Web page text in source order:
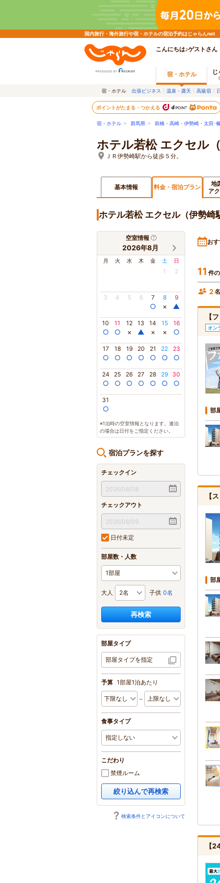
国内旅行・海外旅行や宿・ホテルの宿泊予約はじゃらんnet
こんにちは♪ゲストさん
宿・ホテル じ
宿・ホテル 出張ビジネス 温泉・露天 高級宿
ポイントがたまる・つかえる
宿・ホテル > 群馬県 > 前橋・高崎・伊勢崎・太田･
ホテル若松 エクセル
ＪＲ伊勢崎駅から徒歩５分。
基本情報 料金・宿泊プラン
地
ア
ホテル若松 エクセル（伊勢
空室情報
2026年8月
月 火 水 木 金 土 日
1 2
3 4 5 6 7
○
8
×
9
▲
10
○
11
○
12
×
13
▲
14
×
15
×
16
○
17
○
18
○
19
○
20
○
21
○
22
○
23
○
24
○
25
○
26
○
27
○
28
○
29
○
30
○
31
○
※1泊時の空室情報となります。連泊
の場合は日付をご指定ください。
宿泊プランを探す
チェックイン
チェックアウト
日付未定
部屋数・人数
大人 子供 0名
再検索
部屋タイプ
部屋タイプを指定
予算 1部屋1泊あたり
～
食事タイプ
こだわり
禁煙ルーム
絞り込んで再検索
検索条件とアイコンについて
お
11 件
2
【
オン
部
【
部
【